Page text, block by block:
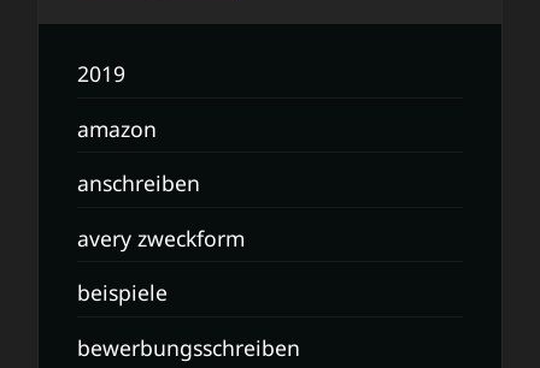
2019
amazon
anschreiben
avery zweckform
beispiele
bewerbungsschreiben